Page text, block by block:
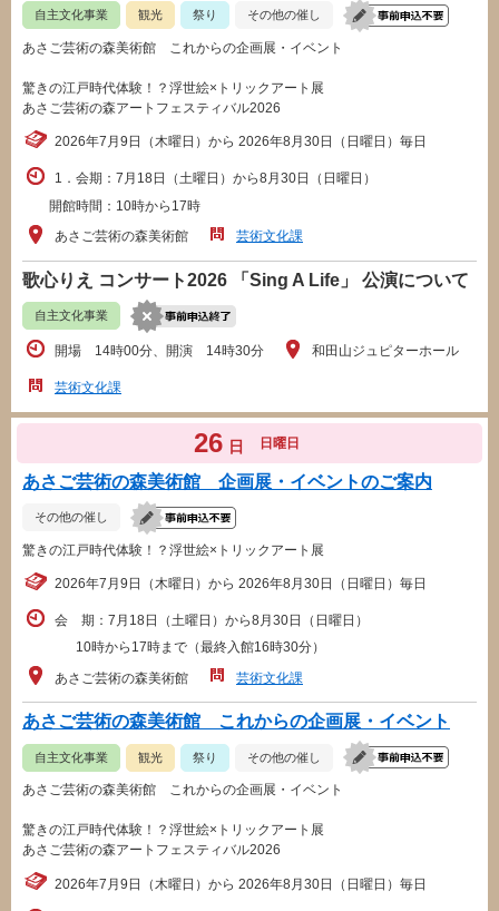
自主文化事業 観光 祭り その他の催し
あさご芸術の森美術館 これからの企画展・イベント
驚きの江戸時代体験！？浮世絵×トリックアート展
あさご芸術の森アートフェスティバル2026
2026年7月9日（木曜日）から 2026年8月30日（日曜日）毎日
1．会期：7月18日（土曜日）から8月30日（日曜日）
開館時間：10時から17時
あさご芸術の森美術館
芸術文化課
歌心りえ コンサート2026 「Sing A Life」 公演について
自主文化事業
開場 14時00分、開演 14時30分 和田山ジュピターホール
芸術文化課
26 日 日曜日
あさご芸術の森美術館 企画展・イベントのご案内
その他の催し
驚きの江戸時代体験！？浮世絵×トリックアート展
2026年7月9日（木曜日）から 2026年8月30日（日曜日）毎日
会 期：7月18日（土曜日）から8月30日（日曜日）
10時から17時まで（最終入館16時30分）
あさご芸術の森美術館
芸術文化課
あさご芸術の森美術館 これからの企画展・イベント
自主文化事業 観光 祭り その他の催し
あさご芸術の森美術館 これからの企画展・イベント
驚きの江戸時代体験！？浮世絵×トリックアート展
あさご芸術の森アートフェスティバル2026
2026年7月9日（木曜日）から 2026年8月30日（日曜日）毎日